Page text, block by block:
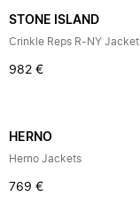
STONE ISLAND
Crinkle Reps R-NY Jacket
982 €
HERNO
Herno Jackets
769 €